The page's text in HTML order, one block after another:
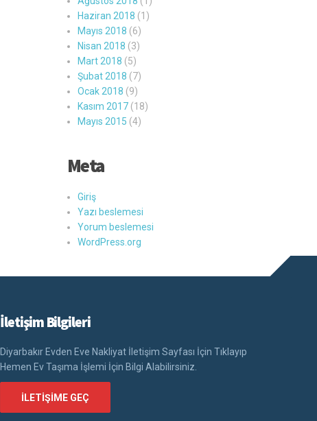
Haziran 2018 (1)
Mayıs 2018 (6)
Nisan 2018 (3)
Mart 2018 (5)
Şubat 2018 (7)
Ocak 2018 (9)
Kasım 2017(18)
Mayıs 2015 (4)
Meta
Giriş
Yazı beslemesi
Yorum beslemesi
WordPress.org
İletişim Bilgileri
Diyarbakır Evden Eve Nakliyat İletişim Sayfası İçin Tıklayıp
Hemen Ev Taşıma İşlemi İçin Bilgi Alabilirsiniz.
İLETIŞIME GEÇ